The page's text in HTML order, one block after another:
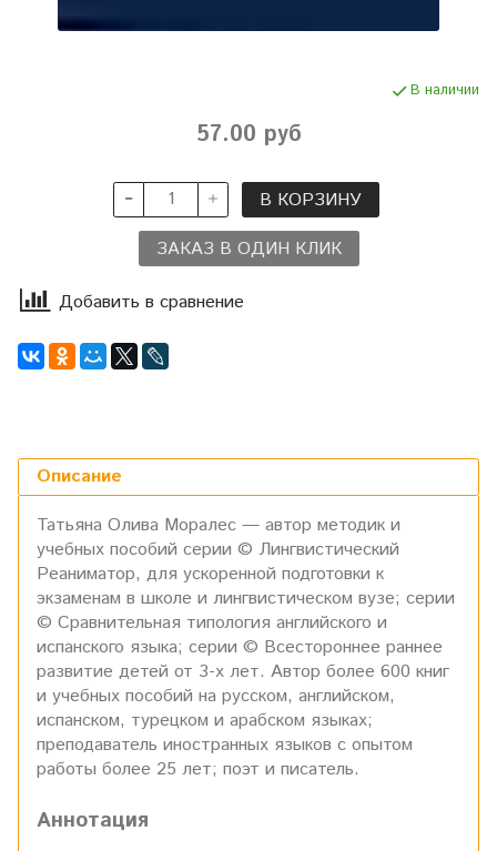
В наличии
57.00 руб
В КОРЗИНУ
ЗАКАЗ В ОДИН КЛИК
Добавить в сравнение
Описание
Татьяна Олива Моралес — автор методик и
учебных пособий серии © Лингвистический
Реаниматор, для ускоренной подготовки к
экзаменам в школе и лингвистическом вузе; серии
© Сравнительная типология английского и
испанского языка; серии © Всестороннее раннее
развитие детей от 3-х лет. Автор более 600 книг
и учебных пособий на русском, английском,
испанском, турецком и арабском языках;
преподаватель иностранных языков c опытом
работы более 25 лет; поэт и писатель.
Аннотация